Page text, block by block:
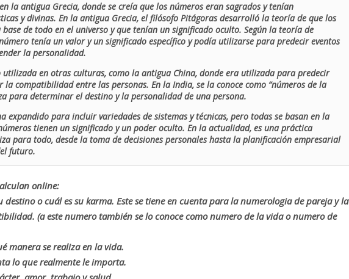
la antigua Grecia, donde se creía que los números eran sagrados y tenían
y divinas. En la antigua Grecia, el filósofo Pitágoras desarrolló la teoría de que los
de todo en el universo y que tenían un significado oculto. Según la teoría de
tenía un valor y un significado específico y podía utilizarse para predecir eventos
la personalidad.
utilizada en otras culturas, como la antigua China, donde era utilizada para predecir
la compatibilidad entre las personas. En la India, se la conoce como “números de la
para determinar el destino y la personalidad de una persona.
expandido para incluir variedades de sistemas y técnicas, pero todas se basan en la
tienen un significado y un poder oculto. En la actualidad, es una práctica
para todo, desde la toma de decisiones personales hasta la planificación empresarial
futuro.
online:
destino o cuál es su karma. Este se tiene en cuenta para la numerologia de pareja y la
(a este numero también se lo conoce como numero de la vida o numero de
manera se realiza en la vida.
lo que realmente le importa.